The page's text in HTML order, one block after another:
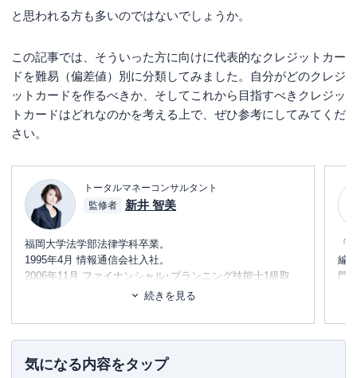
と思われる方も多いのではないでしょうか。
この記事では、そういった方に向けに代表的なクレジットカー
ドを難易（偏差値）別に分類してみました。自分がどのクレジ
ットカードを作るべきか、そしてこれから目指すべきクレジッ
トカードはどれなのかを考える上で、ぜひ参考にしてみてくだ
さい。
トータルマネーコンサルタント
監修者
新井 智美
福岡大学法学部法律学科卒業。
1995年4月 情報通信会社入社。
2006年11月 ファイナンシャル･プランニング技能士1級取
コンサルタントとして個人向け相談（資産運用・保険診
断・税金相談・相続対策・家計診断・ローン・住宅購入の
アドバイス）を行う他、資産運用など上記相談内容にまつ
続きを見る
「
編
門
め
気になる内容をタップ